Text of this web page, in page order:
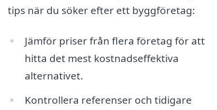
tips när du söker efter ett byggföretag:
Jämför priser från flera företag för att
hitta det mest kostnadseffektiva
alternativet.
Kontrollera referenser och tidigare